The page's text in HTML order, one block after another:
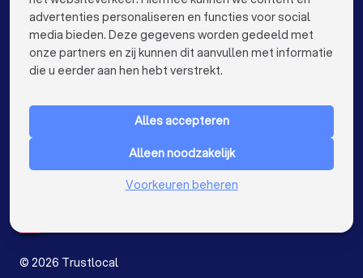
Warmtepomp installateurs in Brugge
Warmtepomp installateurs in Leuven
Warmtepomp installateurs in Kortrijk
Warmtepomp installateurs in Hasselt
Warmtepomp installateurs in Sint-Niklaas
VOOR PARTICULIEREN keyboard_arrow_down
Nederland
© 2026 Trustlocal
advertenties personaliseren en functies voor social
media bieden. Deze gegevens worden gedeeld met
onze partners en zij kunnen dit aanvullen met informatie
die u eerder aan hen hebt verstrekt.
Alles accepteren
Alleen noodzakelijk
Voorkeuren beheren